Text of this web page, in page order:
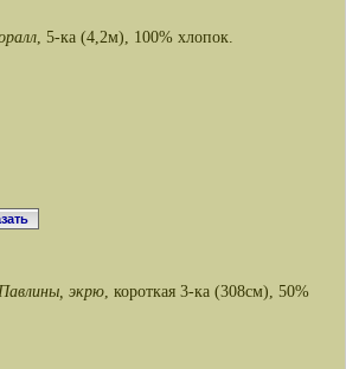
, 5-ка (4,2м), 100% хлопок.
экрю, короткая 3-ка (308см), 50%